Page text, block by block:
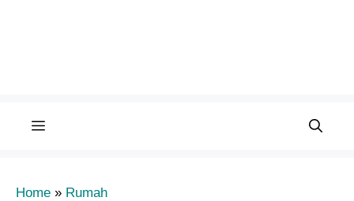
Menu
Home » Rumah